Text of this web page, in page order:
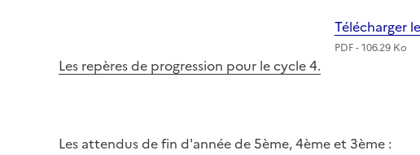
Télécharger
PDF - 106.29 Ko
Les repères de progression pour le cycle 4.
Les attendus de fin d'année de 5ème, 4ème et 3ème :